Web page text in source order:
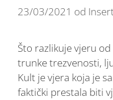
23/03/2021 od
Što razlikuje vjeru
trunke trezvenosti,
Kult je vjera koja je
faktički prestala biti